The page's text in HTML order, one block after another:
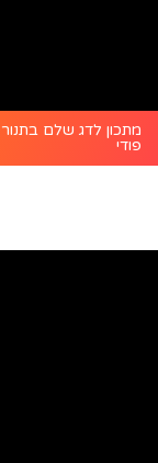
מתכון לדג שלם בתנור
פודי